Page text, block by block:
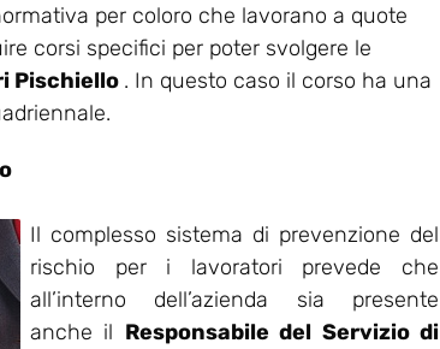
per coloro che lavorano a quote
corsi specifici per poter svolgere le
Pischiello . In questo caso il corso ha una
Il complesso sistema di prevenzione del
rischio per i lavoratori prevede che
all’interno dell’azienda sia presente
anche il Responsabile del Servizio di